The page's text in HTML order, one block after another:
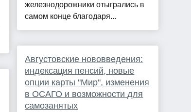
железнодорожники отыгрались в
самом конце благодаря...
Августовские нововведения:
индексация пенсий, новые
опции карты "Мир", изменения
в ОСАГО и возможности для
самозанятых